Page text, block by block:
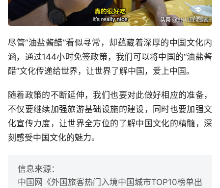
尽管“油盐酱醋”看似寻常，却蕴藏着深厚的中国文化内
涵，通过144小时免签政策，我们可以将中国的“油盐酱
醋”文化传递给世界，让世界了解中国，爱上中国。
随着政策的不断延伸，我们也要对此做好相应的准备，
不仅要继续加强旅游基础设施的建设，同时也要加强文
化宣传力度，让世界全方位的了解中国文化的精髓，深
刻感受中国文化的魅力。
信息来源：
中国网《外国旅客热门入境中国城市TOP10榜单出